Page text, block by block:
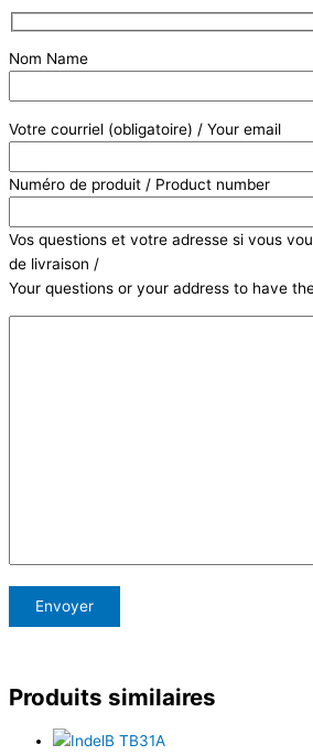
Nom Name
Votre courriel (obligatoire) / Your email
Numéro de produit / Product number
Vos questions et votre adresse si vous
de livraison /
Your questions or your address to have
Produits similaires